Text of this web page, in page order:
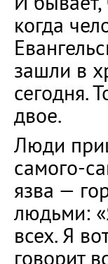
когда
зашли в
сегодня.
двое.
Люди
самого-
язва —
людьми:
всех. Я
говорит